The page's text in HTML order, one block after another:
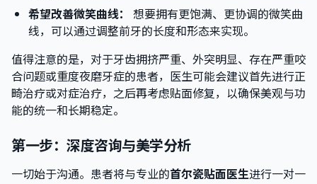
希望改善微笑曲线：
想要拥有更饱满、更协调的微笑曲
线，可以通过调整前牙的长度和形态来实现。
值得注意的是，对于牙齿拥挤严重、外突明显、存在严重咬
合问题或重度夜磨牙症的患者，医生可能会建议首先进行正
畸治疗或对症治疗，之后再考虑贴面修复，以确保美观与功
能的统一和长期稳定。
第一步：深度咨询与美学分析
一切始于沟通。患者将与专业的首尔瓷贴面医生进行一对一